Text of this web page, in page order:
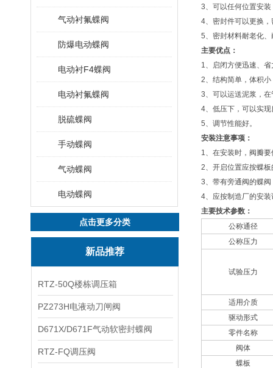
气动衬氟蝶阀
防爆电动蝶阀
电动衬F4蝶阀
电动衬氟蝶阀
脱硫蝶阀
手动蝶阀
气动蝶阀
电动蝶阀
点击更多分类
新品推荐
RTZ-50Q楼栋调压箱
PZ273H电液动刀闸阀
D671X/D671F气动软密封蝶阀
RTZ-FQ调压阀
3、可以任何位置安
4、密封件可以更换
5、密封材料耐老化
主要优点：
1、启闭方便迅速、
2、结构简单，体积
3、可以运送泥浆，
4、低压下，可以实
5、调节性能好。
安装注意事项：
1、在安装时，阀瓣
2、开启位置应按蝶
3、带有旁通阀的蝶
4、应按制造厂的安
主要技术参数：
公称通径
公称压力
试验压力
适用介质
驱动形式
零件名称
阀体
蝶板